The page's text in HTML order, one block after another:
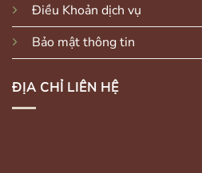
Điều Khoản dịch vụ
Bảo mật thông tin
ĐỊA CHỈ LIÊN HỆ